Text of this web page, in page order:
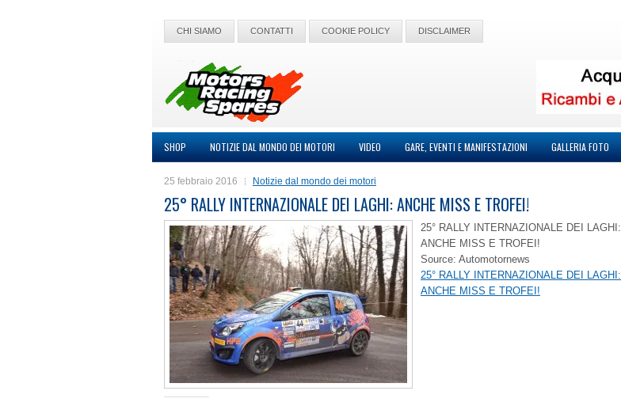
CHI SIAMO CONTATTI COOKIE POLICY DISCLAIMER
SHOP NOTIZIE DAL MONDO DEI MOTORI VIDEO GARE, EVENTI E MANIFESTAZIONI GALLERIA FOTO
25 febbraio 2016 Notizie dal mondo dei motori
25° RALLY INTERNAZIONALE DEI LAGHI: ANCHE MISS E TROFEI!
25° RALLY INTERNAZIONALE DEI LAGHI:
ANCHE MISS E TROFEI!
Source: Automotornews
25° RALLY INTERNAZIONALE DEI LAGHI:
ANCHE MISS E TROFEI!